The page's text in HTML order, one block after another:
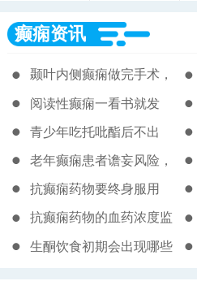
癫痫资讯
颞叶内侧癫痫做完手术，
多久能恢复正常生活
阅读性癫痫一看书就发
作，难道要停药吗
青少年吃托吡酯后不出
汗，夏天会不会中暑
老年癫痫患者谵妄风险，
规范用药避免精神药物叠
加
抗癫痫药物要终身服用
吗，什么情况下可以减停
抗癫痫药物的血药浓度监
测，哪些情况必须做
生酮饮食初期会出现哪些